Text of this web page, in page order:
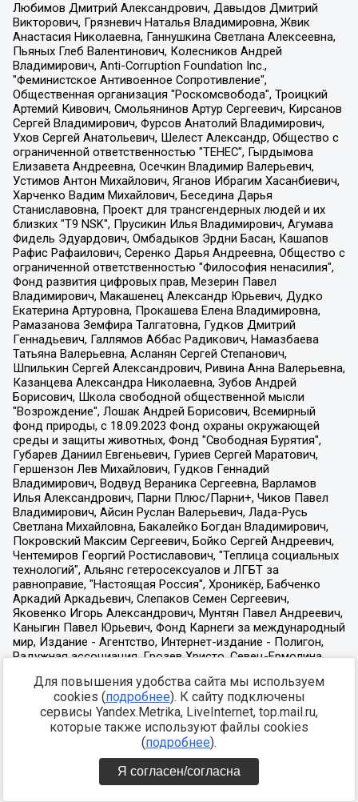
Для повышения удобства сайта мы используем
cookies (подробнее). К сайту подключены
сервисы Yandex.Metrika, LiveInternet, top.mail.ru,
которые также используют файлы cookies
(подробнее).
Я согласен/согласна